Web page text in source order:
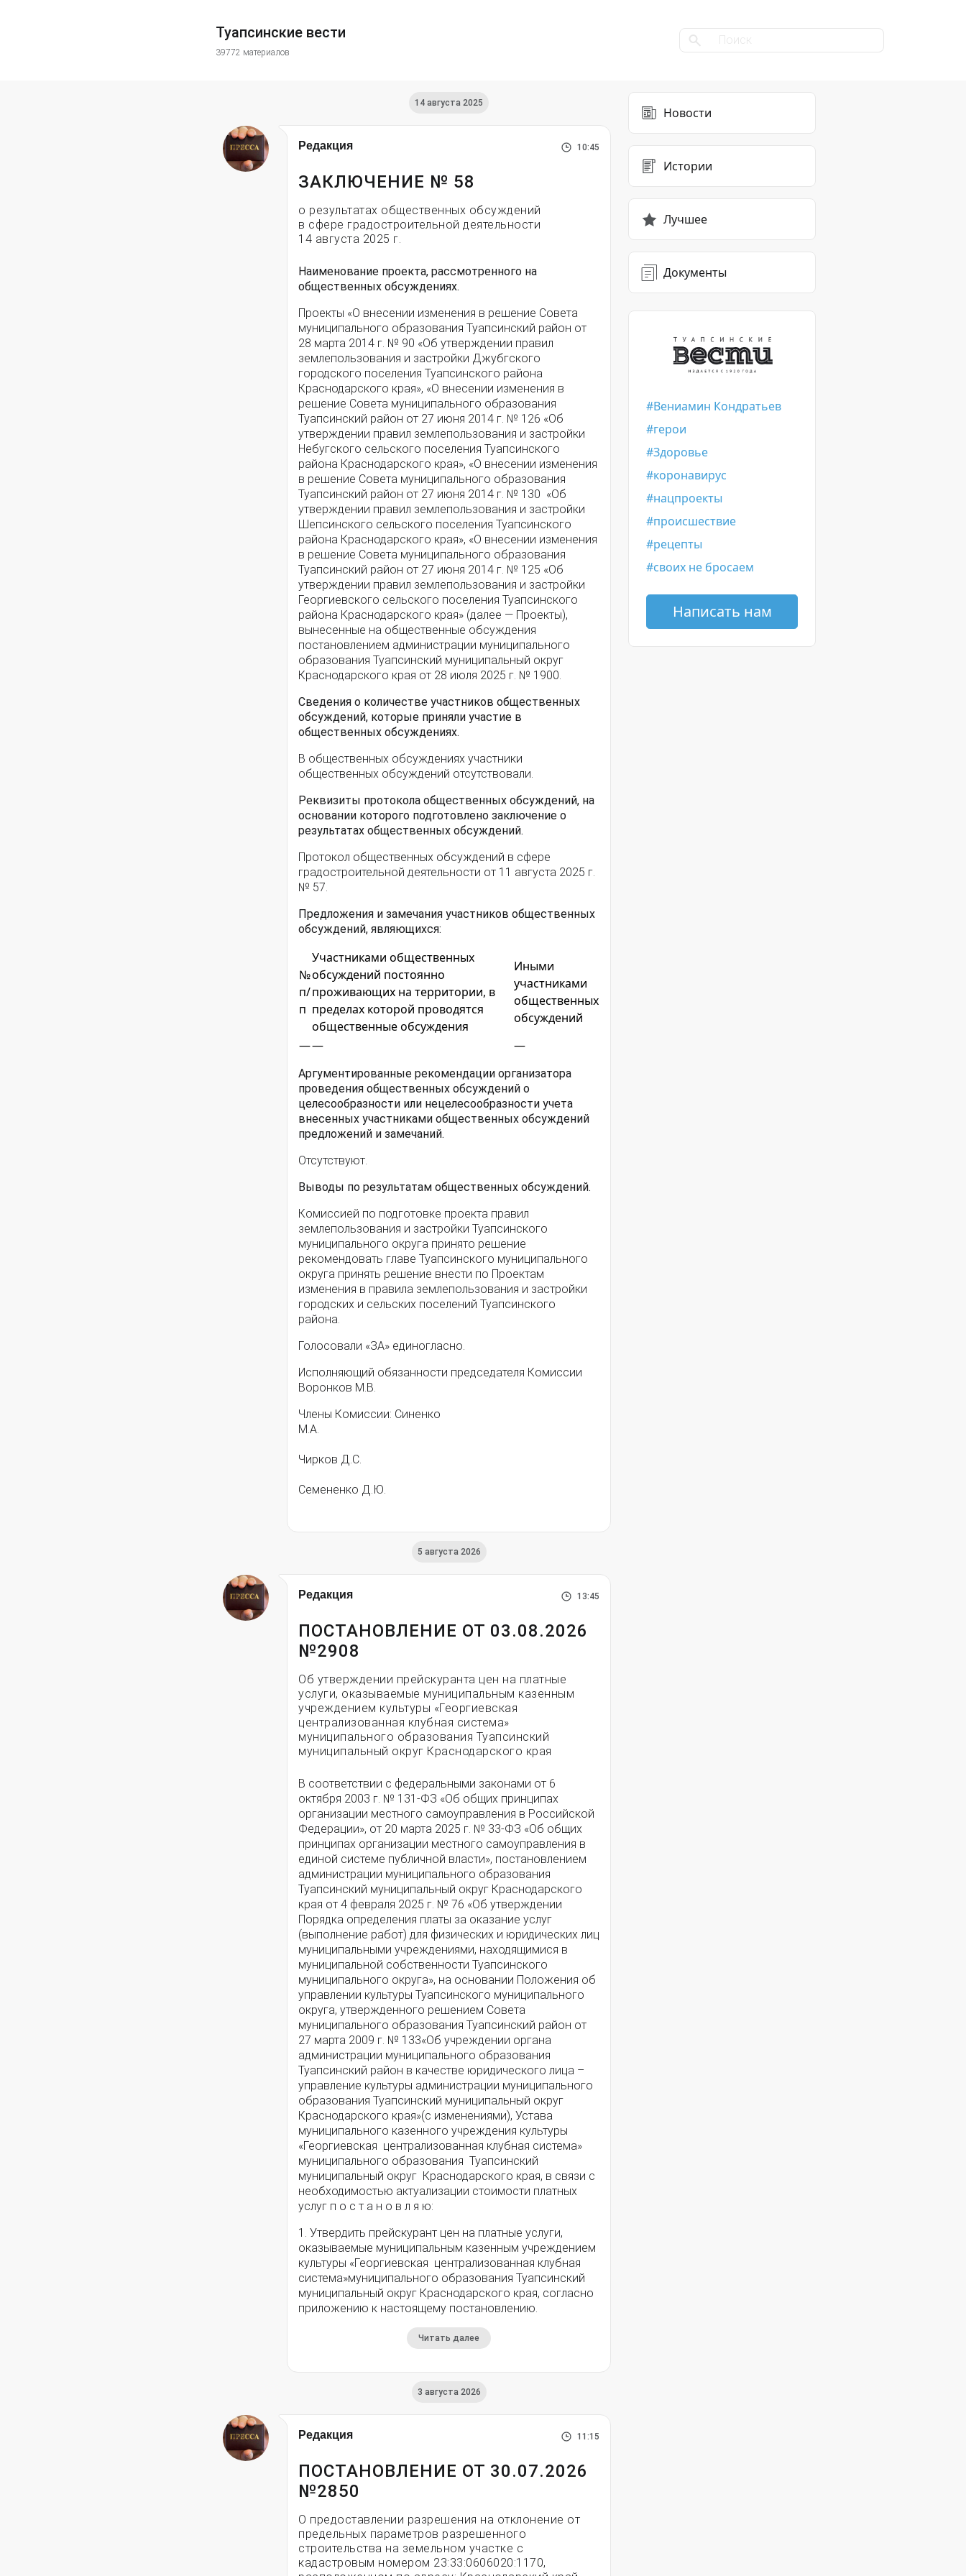
Туапсинские вести
39772 материалов
14 августа 2025
Редакция 10:45
ЗАКЛЮЧЕНИЕ № 58
о результатах общественных обсуждений
в сфере градостроительной деятельности
14 августа 2025 г.
Наименование проекта, рассмотренного на
общественных обсуждениях.
Проекты «О внесении изменения в решение Совета
муниципального образования Туапсинский район от
28 марта 2014 г. № 90 «Об утверждении правил
землепользования и застройки Джубгского
городского поселения Туапсинского района
Краснодарского края», «О внесении изменения в
решение Совета муниципального образования
Туапсинский район от 27 июня 2014 г. № 126 «Об
утверждении правил землепользования и застройки
Небугского сельского поселения Туапсинского
района Краснодарского края», «О внесении изменения
в решение Совета муниципального образования
Туапсинский район от 27 июня 2014 г. № 130 «Об
утверждении правил землепользования и застройки
Шепсинского сельского поселения Туапсинского
района Краснодарского края», «О внесении изменения
в решение Совета муниципального образования
Туапсинский район от 27 июня 2014 г. № 125 «Об
утверждении правил землепользования и застройки
Георгиевского сельского поселения Туапсинского
района Краснодарского края» (далее — Проекты),
вынесенные на общественные обсуждения
постановлением администрации муниципального
образования Туапсинский муниципальный округ
Краснодарского края от 28 июля 2025 г. № 1900.
Сведения о количестве участников общественных
обсуждений, которые приняли участие в
общественных обсуждениях.
В общественных обсуждениях участники
общественных обсуждений отсутствовали.
Реквизиты протокола общественных обсуждений, на
основании которого подготовлено заключение о
результатах общественных обсуждений.
Протокол общественных обсуждений в сфере
градостроительной деятельности от 11 августа 2025 г.
№ 57.
Предложения и замечания участников общественных
обсуждений, являющихся:
№
п/
п
Участниками общественных
обсуждений постоянно
проживающих на территории, в
пределах которой проводятся
общественные обсуждения
Иными
участниками
общественных
обсуждений
—— —
Аргументированные рекомендации организатора
проведения общественных обсуждений о
целесообразности или нецелесообразности учета
внесенных участниками общественных обсуждений
предложений и замечаний.
Отсутствуют.
Выводы по результатам общественных обсуждений.
Комиссией по подготовке проекта правил
землепользования и застройки Туапсинского
муниципального округа принято решение
рекомендовать главе Туапсинского муниципального
округа принять решение внести по Проектам
изменения в правила землепользования и застройки
городских и сельских поселений Туапсинского
района.
Голосовали «ЗА» единогласно.
Исполняющий обязанности председателя Комиссии
Воронков М.В.
Члены Комиссии: Синенко
М.А.
Чирков Д.С.
Семененко Д.Ю.
5 августа 2026
Редакция 13:45
ПОСТАНОВЛЕНИЕ ОТ 03.08.2026
№2908
Об утверждении прейскуранта цен на платные
услуги, оказываемые муниципальным казенным
учреждением культуры «Георгиевская
централизованная клубная система»
муниципального образования Туапсинский
муниципальный округ Краснодарского края
В соответствии с федеральными законами от 6
октября 2003 г. № 131-ФЗ «Об общих принципах
организации местного самоуправления в Российской
Федерации», от 20 марта 2025 г. № 33-ФЗ «Об общих
принципах организации местного самоуправления в
единой системе публичной власти», постановлением
администрации муниципального образования
Туапсинский муниципальный округ Краснодарского
края от 4 февраля 2025 г. № 76 «Об утверждении
Порядка определения платы за оказание услуг
(выполнение работ) для физических и юридических лиц
муниципальными учреждениями, находящимися в
муниципальной собственности Туапсинского
муниципального округа», на основании Положения об
управлении культуры Туапсинского муниципального
округа, утвержденного решением Совета
муниципального образования Туапсинский район от
27 марта 2009 г. № 133«Об учреждении органа
администрации муниципального образования
Туапсинский район в качестве юридического лица –
управление культуры администрации муниципального
образования Туапсинский муниципальный округ
Краснодарского края»(с изменениями), Устава
муниципального казенного учреждения культуры
«Георгиевская централизованная клубная система»
муниципального образования Туапсинский
муниципальный округ Краснодарского края, в связи с
необходимостью актуализации стоимости платных
услуг п о с т а н о в л я ю:
1. Утвердить прейскурант цен на платные услуги,
оказываемые муниципальным казенным учреждением
культуры «Георгиевская централизованная клубная
система»муниципального образования Туапсинский
муниципальный округ Краснодарского края, согласно
приложению к настоящему постановлению.
Читать далее
3 августа 2026
Редакция 11:15
ПОСТАНОВЛЕНИЕ ОТ 30.07.2026
№2850
О предоставлении разрешения на отклонение от
предельных параметров разрешенного
строительства на земельном участке с
кадастровым номером 23:33:0606020:1170,
Новости
Истории
Лучшее
Документы
Вениамин Кондратьев
герои
Здоровье
коронавирус
нацпроекты
происшествие
рецепты
своих не бросаем
Написать нам